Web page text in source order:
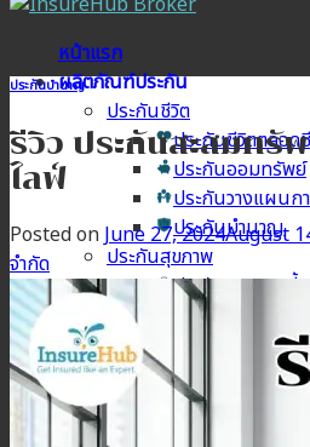
หน้าแรก
ผลิตภัณฑ์ประกัน
ประกันชีวิต
ประกันชีวิตตลอด
ประกันออมทรัพย์
ประกันวางแผนก
ประกันบำนาญ
ประกันสุขภาพ
ประกันสุขภาพเบี้
ประกันสุขภาพเหมา
ประกันสุขภาพเด็
ประกันวางแผนค
ประกันมะเร็ง
ประกันเดินทาง
ประกันบำนาญ
รีวิว ประกันสะสมทรั
ไลฟ์
Posted on June 27, 2024August
จำกัด